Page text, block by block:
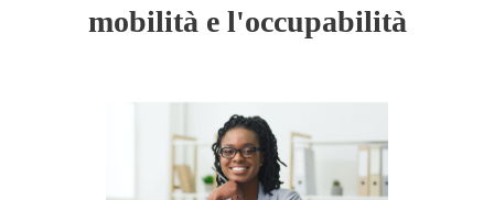
mobilità e l'occupabilità